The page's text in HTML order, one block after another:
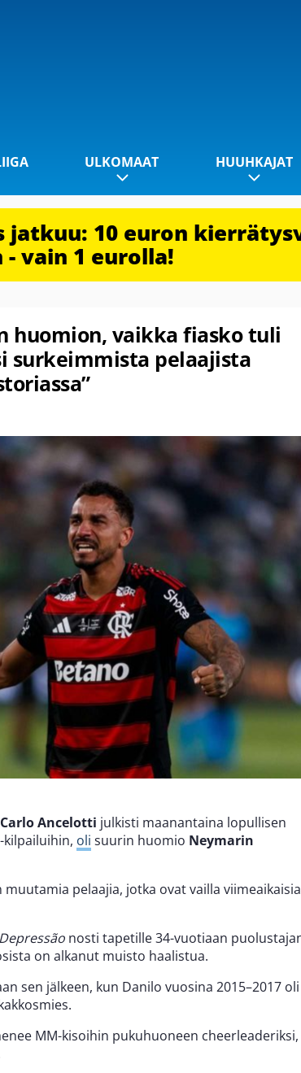
ULKOMAAT HUUHKAJAT
jatkuu: 10 euron
- vain 1 eurolla!
huomion, vaikka fiasko tuli
surkeimmista pelaajista
Carlo Ancelotti julkisti maanantaina lopullisen
kilpailuihin, oli suurin huomio Neymarin
pelaajia, jotka ovat vailla viimeaikaisia
nosti tapetille 34-vuotiaan
on alkanut muisto haalistua.
sen jälkeen, kun Danilo vuosina 2015–2017 oli
MM-kisoihin pukuhuoneen